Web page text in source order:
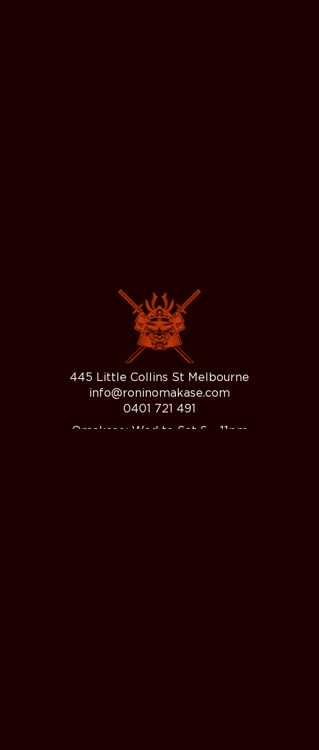
445 Little Collins St Melbourne
info@roninomakase.com
0401 721 491
Omakase: Wed to Sat 6 – 11pm